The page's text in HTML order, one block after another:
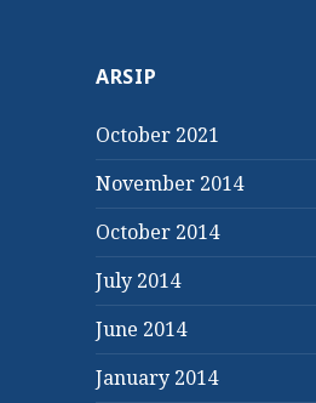
ARSIP
October 2021
November 2014
October 2014
July 2014
June 2014
January 2014